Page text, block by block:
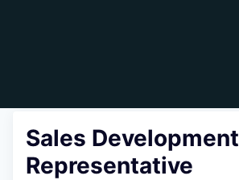
Sales Development
Representative